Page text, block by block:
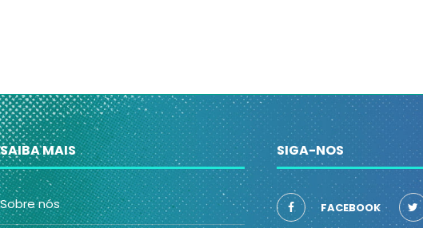
SAIBA MAIS
Sobre nós
SIGA-NOS
FACEBOOK